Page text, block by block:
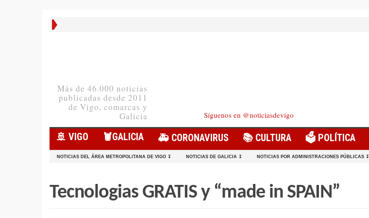
Más de 46.000 noticias
publicadas desde 2011
de Vigo, comarcas y
Galicia
Síguenos en @noticiasdevigo
🚢 VIGO 🦞️GALICIA 🚑 CORONAVIRUS 📚 CULTURA 🗳️ POLÍTICA
NOTICIAS DEL ÁREA METROPOLITANA DE VIGO ↧ NOTICIAS DE GALICIA ↧ NOTICIAS POR ADMINISTRACIONES PÚBLICAS ↧
Tecnologias GRATIS y “made in SPAIN”